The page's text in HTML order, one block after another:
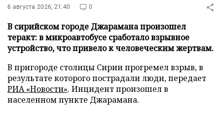
6 августа 2026, 21:40 0
В сирийском городе Джарамана произошел
теракт: в микроавтобусе сработало взрывное
устройство, что привело к человеческим жертвам.
В пригороде столицы Сирии прогремел взрыв, в
результате которого пострадали люди, передает
РИА «Новости». Инцидент произошел в
населенном пункте Джарамана.